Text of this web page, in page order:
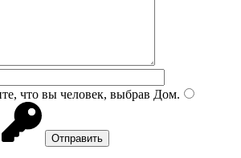
что вы человек, выбрав Дом.